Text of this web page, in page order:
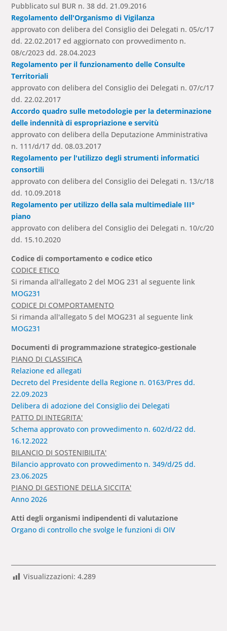
Pubblicato sul BUR n. 38 dd. 21.09.2016
Regolamento dell'Organismo di Vigilanza
approvato con delibera del Consiglio dei Delegati n. 05/c/17
dd. 22.02.2017 ed aggiornato con provvedimento n.
08/c/2023 dd. 28.04.2023
Regolamento per il funzionamento delle Consulte
Territoriali
approvato con delibera del Consiglio dei Delegati n. 07/c/17
dd. 22.02.2017
Accordo quadro sulle metodologie per la determinazione
delle indennità di espropriazione e servitù
approvato con delibera della Deputazione Amministrativa
n. 111/d/17 dd. 08.03.2017
Regolamento per l'utilizzo degli strumenti informatici
consortili
approvato con delibera del Consiglio dei Delegati n. 13/c/18
dd. 10.09.2018
Regolamento per utilizzo della sala multimediale III°
piano
approvato con delibera del Consiglio dei Delegati n. 10/c/20
dd. 15.10.2020
Codice di comportamento e codice etico
CODICE ETICO
Si rimanda all'allegato 2 del MOG 231 al seguente link
MOG231
CODICE DI COMPORTAMENTO
Si rimanda all'allegato 5 del MOG231 al seguente link
MOG231
Documenti di programmazione strategico-gestionale
PIANO DI CLASSIFICA
Relazione ed allegati
Decreto del Presidente della Regione n. 0163/Pres dd.
22.09.2023
Delibera di adozione del Consiglio dei Delegati
PATTO DI INTEGRITA'
Schema approvato con provvedimento n. 602/d/22 dd.
16.12.2022
BILANCIO DI SOSTENIBILITA'
Bilancio approvato con provvedimento n. 349/d/25 dd.
23.06.2025
PIANO DI GESTIONE DELLA SICCITA'
Anno 2026
Atti degli organismi indipendenti di valutazione
Organo di controllo che svolge le funzioni di OIV
Visualizzazioni: 4.289